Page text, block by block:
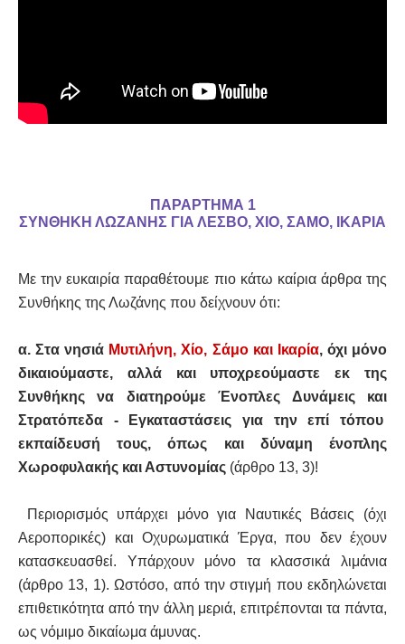
ΠΑΡΑΡΤΗΜΑ 1
ΣΥΝΘΗΚΗ ΛΩΖΑΝΗΣ ΓΙΑ ΛΕΣΒΟ, ΧΙΟ, ΣΑΜΟ, ΙΚΑΡΙΑ
Με την ευκαιρία παραθέτουμε πιο κάτω καίρια άρθρα της
Συνθήκης της Λωζάνης που δείχνουν ότι:
α. Στα νησιά Μυτιλήνη, Χίο, Σάμο και Ικαρία, όχι μόνο
δικαιούμαστε, αλλά και υποχρεούμαστε εκ της
Συνθήκης να διατηρούμε Ένοπλες Δυνάμεις και
Στρατόπεδα - Εγκαταστάσεις για την επί τόπου
εκπαίδευσή τους, όπως και δύναμη ένοπλης
Χωροφυλακής και Αστυνομίας (άρθρο 13, 3)!
Περιορισμός υπάρχει μόνο για Ναυτικές Βάσεις (όχι
Αεροπορικές) και Οχυρωματικά Έργα, που δεν έχουν
κατασκευασθεί. Υπάρχουν μόνο τα κλασσικά λιμάνια
(άρθρο 13, 1). Ωστόσο, από την στιγμή που εκδηλώνεται
επιθετικότητα από την άλλη μεριά, επιτρέπονται τα πάντα,
ως νόμιμο δικαίωμα άμυνας.